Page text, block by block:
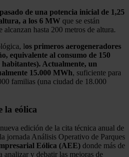
de una potencia inicial de 1,25
a los 6 MW que se están
alcanzan hasta 200 metros de altura.
los primeros aerogeneradores
equivalente al consumo de 150
Actualmente, un
15.000 MWh, suficiente para
familias (una ciudad de 18.000
la eólica
edición de la cita técnica anual de
jornada Análisis Operativo de Parques
Eólica (AEE) donde más de
analizar y debatir las mejoras de